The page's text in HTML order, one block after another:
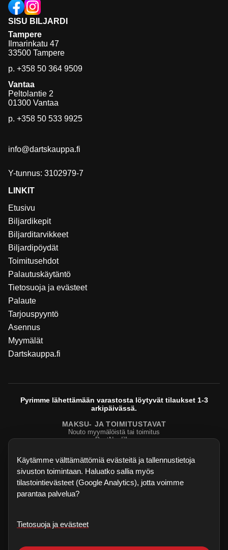
SISU BILJARDI
Tampere
Ilmarinkatu 47
33500 Tampere
p. +358 50 364 9509
Vantaa
Peltolantie 2
01300 Vantaa
p. +358 50 533 9925
info@dartskauppa.fi
Y-tunnus: 3102979-7
LINKIT
Etusivu
Biljardikepit
Biljarditarvikkeet
Biljardipöydät
Toimitusehdot
Palautuskäytäntö
Tietosuoja ja evästeet
Palaute
Tarjouspyyntö
Asennus
Myymälät
Dartskauppa.fi
Pyrimme lähettämään varastosta löytyvät tilaukset 1-3
arkipäivässä.
MAKSU- JA TOIMITUSTAVAT
Nouto myymälöistä tai toimitus
PostNordilla.
Dartskauppa.fi
Evasteasetukset
Käytämme välttämättömiä evästeitä ja tallennustietoja
sivuston toimintaan. Haluatko sallia myös
tilastointievästeet (Google Analytics), jotta voimme
parantaa palvelua?
Tietosuoja ja evästeet